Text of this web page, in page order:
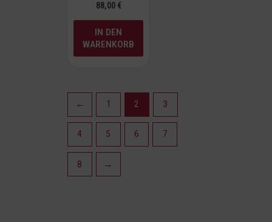
88,00 €
IN DEN
WARENKORB
← 1 2 3
4 5 6 7
8 →